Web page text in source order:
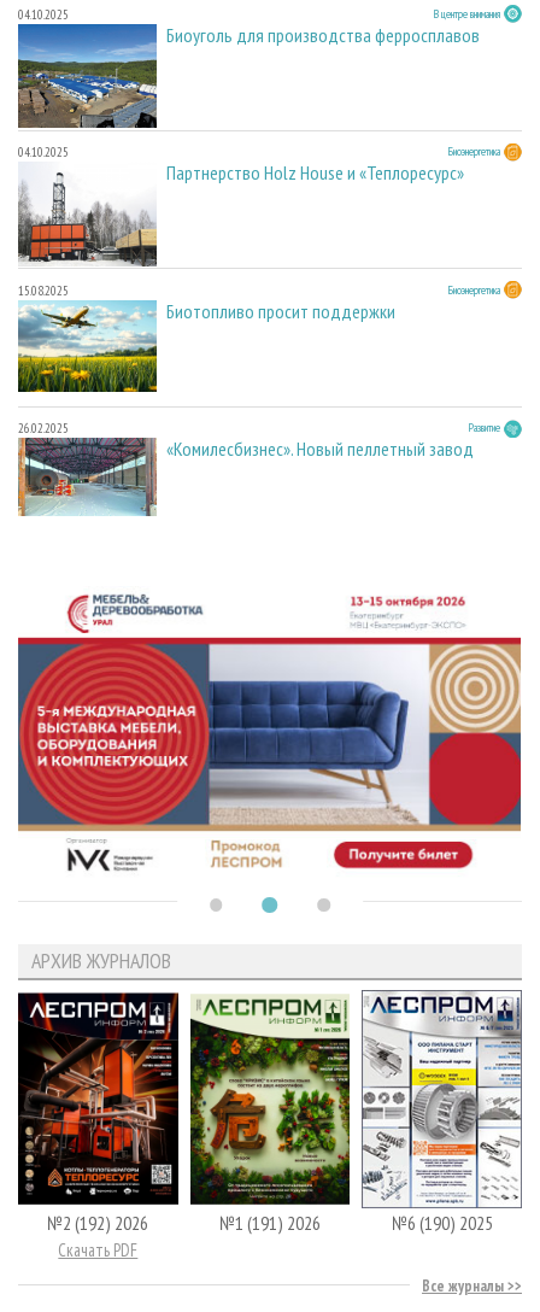
04.10.2025 В центре внимания
Биоуголь для производства ферросплавов
04.10.2025 Биоэнергетика
Партнерство Holz House и «Теплоресурс»
15.08.2025 Биоэнергетика
Биотопливо просит поддержки
26.02.2025 Развитие
«Комилесбизнес». Новый пеллетный завод
АРХИВ ЖУРНАЛОВ
№2 (192) 2026
Скачать PDF
№1 (191) 2026 №6 (190) 2025
Все журналы